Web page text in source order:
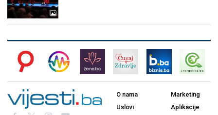
O nama
Uslovi
Marketing
Aplikacije